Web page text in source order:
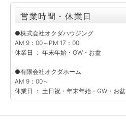
営業時間・休業日
●株式会社オクダハウジング
AM 9：00～PM 17：00
休業日 ： 年末年始・GW・お盆
●有限会社オクダホーム
AM 9：00～
休業日 ： 土日祝・年末年始・GW・お盆